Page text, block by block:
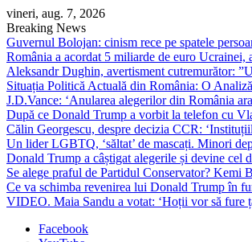
Skip
to
content
vineri, aug. 7, 2026
Breaking News
Guvernul Bolojan: cinism rece pe spatele
România a acordat 5 miliarde de euro Ucrainei,
Aleksandr Dughin, avertisment cutremurător:
Situația Politică Actuală din România: O
J.D.Vance: ‘Anularea alegerilor din România
După ce Donald Trump a vorbit la telefon cu
Călin Georgescu, despre decizia CCR:
Un lider LGBTQ, ‘săltat’ de mascați. Minori
Donald Trump a câștigat alegerile și devine cel
Se alege praful de Partidul Conservator?
Ce va schimba revenirea lui Donald Trump în
VIDEO. Maia Sandu a votat: ‘Hoții vor să fure
Facebook